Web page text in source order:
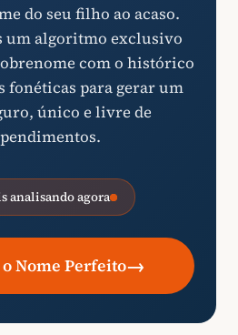
do seu filho ao acaso.
um algoritmo exclusivo
com o histórico
fonéticas para gerar um
único e livre de
analisando agora
Nome Perfeito→